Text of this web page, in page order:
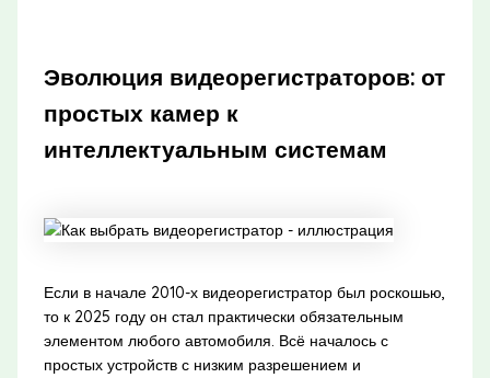
Эволюция видеорегистраторов: от
простых камер к
интеллектуальным системам
Если в начале 2010-х видеорегистратор был роскошью,
то к 2025 году он стал практически обязательным
элементом любого автомобиля. Всё началось с
простых устройств с низким разрешением и